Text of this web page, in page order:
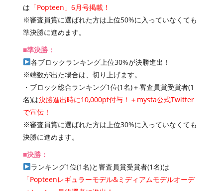
は 「Popteen」6月号掲載！
※審査員賞に選ばれた方は上位50%に入っていなくても
準決勝に進めます。
■準決勝：
各ブロックランキング上位30%が決勝進出！
※端数が出た場合は、切り上げます。
・ブロック総合ランキング1位(1名)＋審査員賞受賞者(1
名)は決勝進出時に10,000pt付与！＋mysta公式Twitter
で宣伝！
※審査員賞に選ばれた方は上位30%に入っていなくても
決勝に進めます。
■決勝：
ランキング1位(1名)と審査員賞受賞者(1名)は
「Popteenレギュラーモデル&ミディアムモデルオーデ